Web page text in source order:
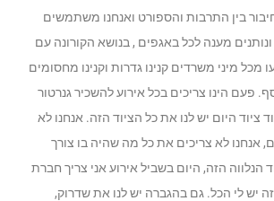
בין התרבות והספורט ואנחנו משתמשים
ונותנים מענה לכל באגפים , בנושא הקורונה עם
מכל מיני משרדים קנינו גדרות וקנינו מחסומים
פעם הינו צריכים בכל אירוע להשכיר גנרטור
ציוד היום יש לנו את כל הציוד הזה. אנחנו לא
אנחנו לא צריכים את כל מה שהיה בו צורך
הנלווה הזה, היום בשביל אירוע אני צריך חברת
יש לי הכל. גם בהגברה יש לנו את שדרוק,